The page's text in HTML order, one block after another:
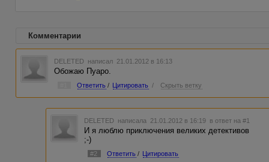
Комментарии
DELETED написал 21.01.2012 в 16:13
Обожаю Пуаро.
Ответить / Цитировать / Скрыть ветку
DELETED написала 21.01.2012 в 16:19 в ответ на #1
И я люблю приключения великих детективов
;-)
#2 Ответить / Цитировать